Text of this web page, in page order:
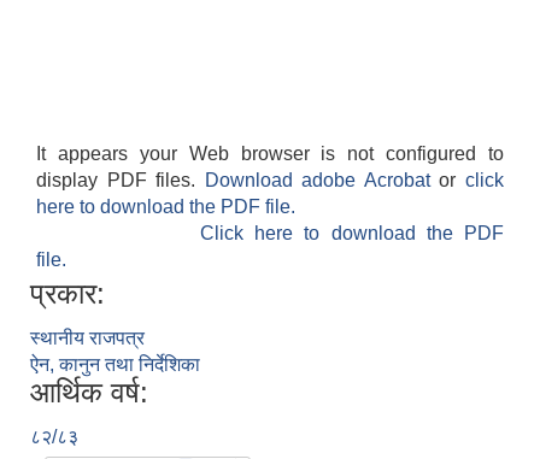
It appears your Web browser is not configured to
display PDF files.
Download adobe Acrobatorclick
here to download the PDF file.
Click here to download the PDF
file.
प्रकार:
स्थानीय राजपत्र
ऐन, कानुन तथा निर्देशिका
आर्थिक वर्ष:
८२/८३